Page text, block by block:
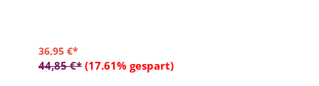
36,95 €*
44,85 €* (17.61% gespart)